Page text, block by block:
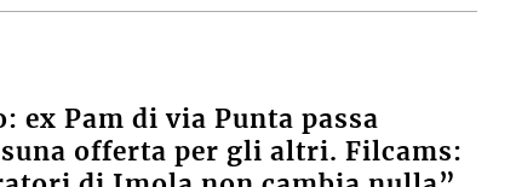
ex Pam di via Punta passa
offerta per gli altri. Filcams: